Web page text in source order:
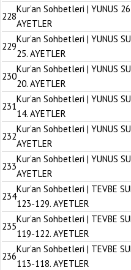
228
Kur’an Sohbetleri | YUNUS
AYETLER
229
Kur’an Sohbetleri | YUNUS
25. AYETLER
230
Kur’an Sohbetleri | YUNUS
20. AYETLER
231
Kur’an Sohbetleri | YUNUS
14. AYETLER
232
Kur’an Sohbetleri | YUNUS
AYETLER
233
Kur’an Sohbetleri | YUNUS
AYETLER
234
Kur’an Sohbetleri | TEVBE
123-129. AYETLER
235
Kur’an Sohbetleri | TEVBE
119-122. AYETLER
236
Kur’an Sohbetleri | TEVBE
113-118. AYETLER